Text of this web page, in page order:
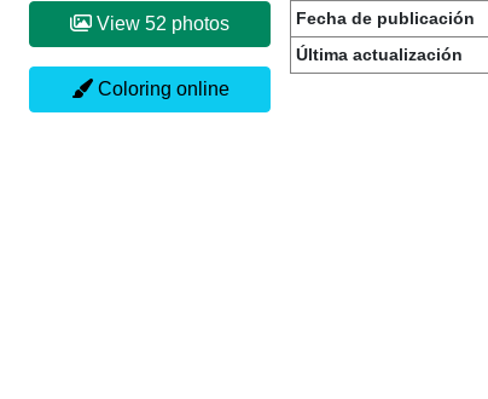
View 52 photos
Coloring online
Fecha de publicación
Última actualización